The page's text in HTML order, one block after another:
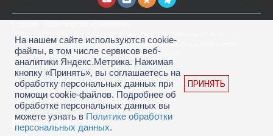
67908 выдано 06.12.2016 Федеральной службой по надзору в сфере связи,
информационных технологий и массовых коммуникаций.
Учредитель: ООО «Губерния Он-лайн»
Главный редактор: Гатаулина А.С.
Телефон редакции: (4212) 45-88-45, адрес электронной почты:
portal@gubernia.com
18+
На нашем сайте используются cookie-
файлы, в том числе сервисов веб-
аналитики Яндекс.Метрика. Нажимая
кнопку «Принять», вы соглашаетесь на
обработку персональных данных при
помощи cookie-файлов. Подробнее об
обработке персональных данных вы
можете узнать в Политике обработки
персональных данных.
ПРИНЯТЬ